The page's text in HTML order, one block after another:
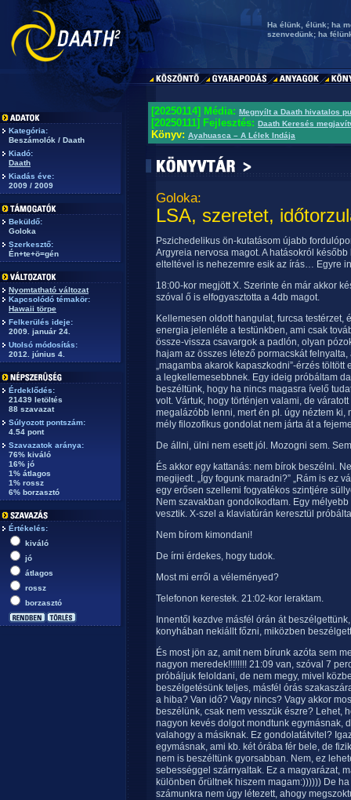
Ha élünk, élünk; ha
szenvedünk; ha
Kategória:
Beszámolók / Daath
Kiadó:
Daath
Kiadás éve:
2009 / 2009
Beküldő:
Goloka
Szerkesztő:
Én+te+ö=gén
Nyomtatható változat
Kapcsolódó témakör:
Hawaii törpe
Felkerülés ideje:
2009. január 24.
Utolsó módosítás:
2012. június 4.
Érdeklődés:
21439 letöltés
88 szavazat
Súlyozott pontszám:
4.54 pont
Szavazatok aránya:
76% kiváló
16% jó
1% átlagos
1% rossz
6% borzasztó
Értékelés:
kiváló
jó
átlagos
rossz
borzasztó
[20250114] Média: Megnyílt a Daath hivatalos
[20250111] Fejlesztés: Daath Keresés
Könyv: Ayahuasca – A Lélek Indája
Goloka:
LSA, szeretet,
Pszichedelikus ön-kutatásom újabb
Argyreia nervosa magot. A hatásokról
elteltével is nehezemre esik az írás… Egyre
18:00-kor megjött X. Szerinte én már akkor
szóval ő is elfogyasztotta a 4db magot.
Kellemesen oldott hangulat, furcsa
energia jelenléte a testünkben, ami csak
össze-vissza csavargok a padlón, olyan
hajam az összes létező pormacskát
„magamba akarok kapaszkodni”-érzés
a legkellemesebbnek. Egy ideig próbáltam
beszéltünk, hogy ha nincs magasra ívelő
volt. Vártuk, hogy történjen valami, de
megalázóbb lenni, mert én pl. úgy néztem ki,
mély filozofikus gondolat nem járta át a
De állni, ülni nem esett jól. Mozogni sem.
És akkor egy kattanás: nem bírok beszélni.
megijedt. „Így fogunk maradni?” „Rám is ez
egy erősen szellemi fogyatékos szintjére
Nem szavakban gondolkodtam. Egy
vesztik. X-szel a klaviatúrán keresztül
Nem bírom kimondani!
De írni érdekes, hogy tudok.
Most mi erről a véleményed?
Telefonon kerestek. 21:02-kor leraktam.
Innentől kezdve másfél órán át
konyhában nekiállt főzni, miközben
És most jön az, amit nem bírunk azóta sem
nagyon meredek!!!!!!!! 21:09 van, szóval 7
próbáljuk feloldani, de nem megy, mivel
beszélgetésünk teljes, másfél órás
a hiba? Van idő? Vagy nincs? Vagy akkor
beszélünk, csak nem vesszük észre? Lehet,
nagyon kevés dolgot mondtunk egymásnak,
valahogy a másiknak. Ez gondolatátvitel?
egymásnak, ami kb. két órába fér bele, de
nem is beszéltünk gyorsabban. Nem, ez
sebességgel szárnyaltak. Ez a magyarázat,
különben őrültnek hiszem magam:)))))) De
számunkra nem úgy létezett, ahogy